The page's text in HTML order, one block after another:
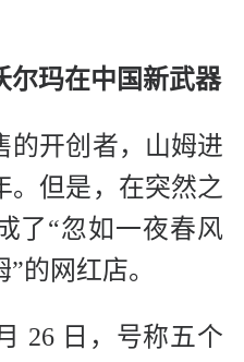
尔玛在中国新武器
的开创者，山姆进
。但是，在突然之
了“忽如一夜春风
的网红店。
26 日，号称五个